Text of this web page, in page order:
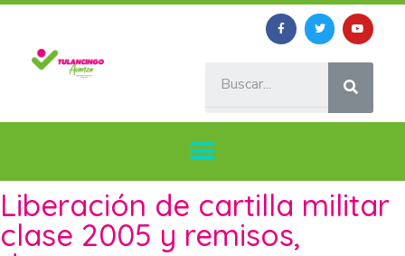
Liberación de cartilla militar
clase 2005 y remisos,